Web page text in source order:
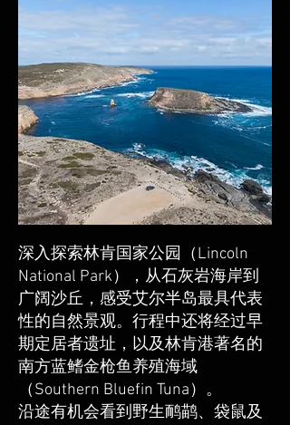
深入探索林肯国家公园（Lincoln
National Park），从石灰岩海岸到
广阔沙丘，感受艾尔半岛最具代表
性的自然景观。行程中还将经过早
期定居者遗址，以及林肯港著名的
南方蓝鳍金枪鱼养殖海域
（Southern Bluefin Tuna）。
沿途有机会看到野生鸸鹋、袋鼠及